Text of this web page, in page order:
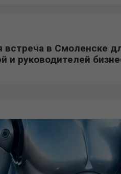
встреча в Смоленске
и руководителей